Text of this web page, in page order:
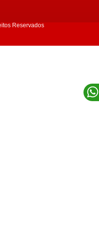
Reservados